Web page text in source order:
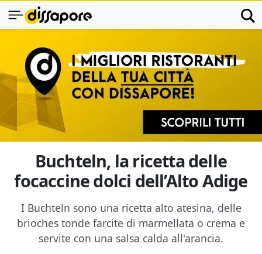
Buchteln, la ricetta delle
focaccine dolci dell’Alto Adige
I Buchteln sono una ricetta alto atesina, delle
brioches tonde farcite di marmellata o crema e
servite con una salsa calda all'arancia.